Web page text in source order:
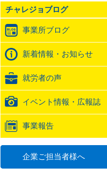
の
ト
ラ
ッ
ク
バ
ッ
URL
チャレジョブログ
事業所ブログ
新着情報・お知らせ
就労者の声
イベント情報・広報誌
事業報告
企業ご担当者様へ